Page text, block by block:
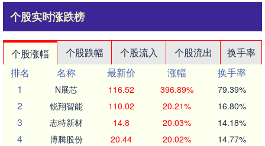
个股实时涨跌榜
个股涨幅 个股跌幅 个股流入 个股流出
换手率
排名
名称 最新价 涨幅
换手率
1
N展芯 116.52 396.89% 79.39%
2 锐翔智能 110.02 20.21% 16.80%
3 志特新材 14.8 20.03% 14.18%
4 博腾股份 20.44 20.02% 14.77%